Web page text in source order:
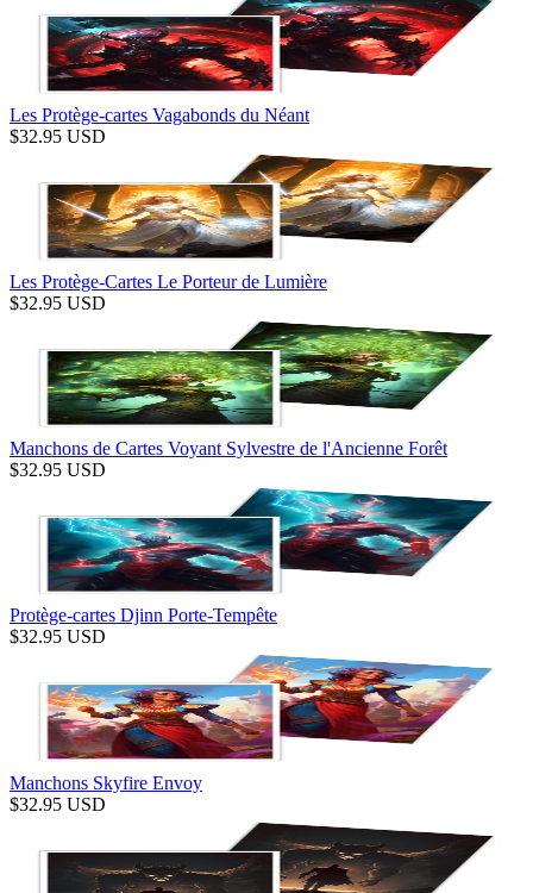
Les Protège-cartes Vagabonds du Néant
$32.95 USD
Les Protège-Cartes Le Porteur de Lumière
$32.95 USD
Manchons de Cartes Voyant Sylvestre de l'Ancienne Forêt
$32.95 USD
Protège-cartes Djinn Porte-Tempête
$32.95 USD
Manchons Skyfire Envoy
$32.95 USD